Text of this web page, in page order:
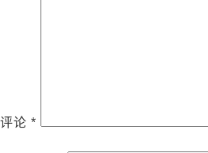
评论 *